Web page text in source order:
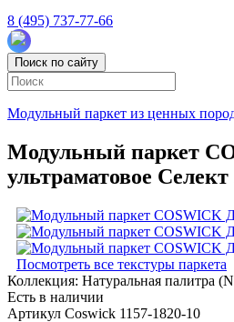
8 (495) 737-77-66
Поиск по сайту
Модульный паркет из ценных
Модульный паркет
ультраматовое
Посмотреть все текстуры паркета
Коллекция: Натуральная палитра
Есть в наличии
Артикул Coswick 1157-1820-10